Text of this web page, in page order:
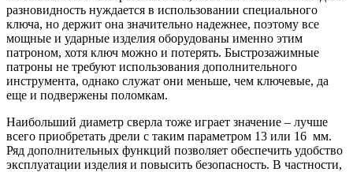
разновидность нуждается в использовании специального
ключа, но держит она значительно надежнее, поэтому все
мощные и ударные изделия оборудованы именно этим
патроном, хотя ключ можно и потерять. Быстрозажимные
патроны не требуют использования дополнительного
инструмента, однако служат они меньше, чем ключевые, да
еще и подвержены поломкам.
Наибольший диаметр сверла тоже играет значение – лучше
всего приобретать дрели с таким параметром 13 или 16 мм.
Ряд дополнительных функций позволяет обеспечить удобство
эксплуатации изделия и повысить безопасность. В частности,